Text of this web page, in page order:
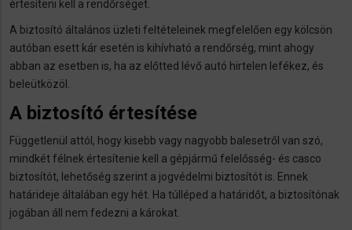
értesíteni kell a rendőrséget.
A biztosító általános üzleti feltételeinek megfelelően egy kölcsön
autóban esett kár esetén is kihívható a rendőrség, mint ahogy
abban az esetben is, ha az előtted lévő autó hirtelen lefékez, és
beleütközöl.
A biztosító értesítése
Függetlenül attól, hogy kisebb vagy nagyobb balesetről van szó,
mindkét félnek értesítenie kell a gépjármű felelősség- és casco
biztosítót, lehetőség szerint a jogvédelmi biztosítót is. Ennek
határideje általában egy hét. Ha túlléped a határidőt, a biztosítónak
jogában áll nem fedezni a károkat.